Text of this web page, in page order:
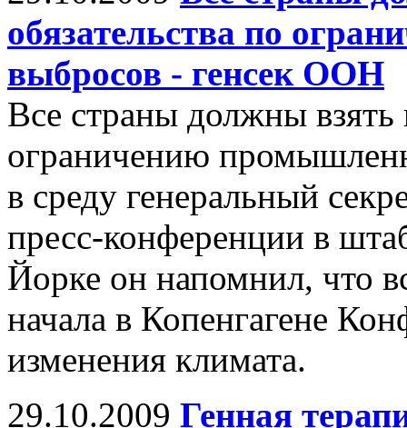
обязательства по
выбросов - генсек ООН
Все страны должны взять
ограничению
в среду генеральный
пресс-конференции в
Йорке он напомнил, что
начала в Копенгагене
изменения климата.
29.10.2009 Генная